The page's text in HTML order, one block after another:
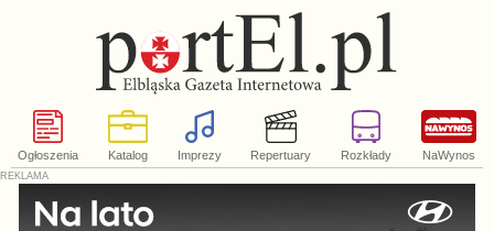
Ogłoszenia Katalog Imprezy Repertuary Rozkłady NaWynos